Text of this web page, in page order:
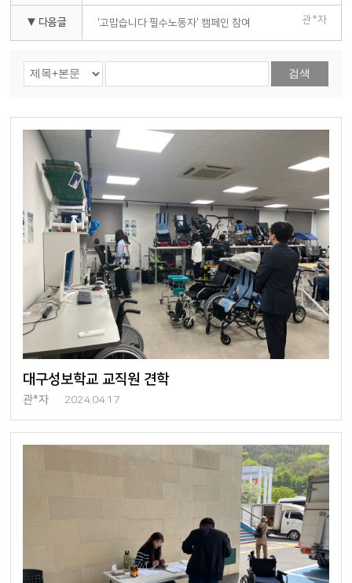
▼ 다음글 '고맙습니다 필수노동자' 캠페인 참여 관*자
검색
대구성보학교 교직원 견학
관*자 2024.04.17